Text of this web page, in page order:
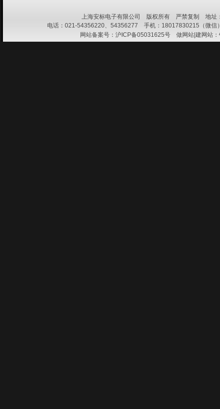
上海安标电子有限公司 版权所有 严禁复制 地址
电话：021-54356220、54356277 手机：18017830215（微
网站备案号： 沪ICP备05031625号做网站|建网站：